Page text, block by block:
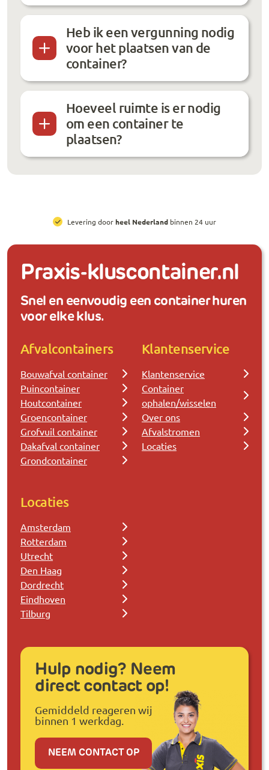
Heb ik een vergunning nodig
voor het plaatsen van de
container?
Hoeveel ruimte is er nodig
om een container te
plaatsen?
All-in prijzen, inclusief brengen, ophalen en huur
Praxis-kluscontainer.nl
Snel en eenvoudig een container huren
voor elke klus.
Afvalcontainers
Bouwafval container
Puincontainer
Houtcontainer
Groencontainer
Grofvuil container
Dakafval container
Grondcontainer
Klantenservice
Klantenservice
Container
ophalen/wisselen
Over ons
Afvalstromen
Locaties
Locaties
Amsterdam
Rotterdam
Utrecht
Den Haag
Dordrecht
Eindhoven
Tilburg
Hulp nodig? Neem
direct contact op!
Gemiddeld reageren wij
binnen 1 werkdag.
NEEM CONTACT OP